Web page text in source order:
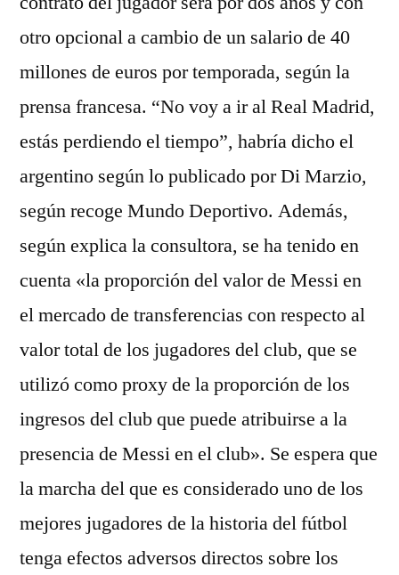
otro opcional a cambio de un salario de 40
millones de euros por temporada, según la
prensa francesa. “No voy a ir al Real Madrid,
estás perdiendo el tiempo”, habría dicho el
argentino según lo publicado por Di Marzio,
según recoge Mundo Deportivo. Además,
según explica la consultora, se ha tenido en
cuenta «la proporción del valor de Messi en
el mercado de transferencias con respecto al
valor total de los jugadores del club, que se
utilizó como proxy de la proporción de los
ingresos del club que puede atribuirse a la
presencia de Messi en el club». Se espera que
la marcha del que es considerado uno de los
mejores jugadores de la historia del fútbol
tenga efectos adversos directos sobre los